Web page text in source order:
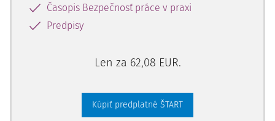
Časopis Bezpečnosť práce v praxi
Predpisy
Len za 62,08 EUR.
Kúpiť predplatné ŠTART